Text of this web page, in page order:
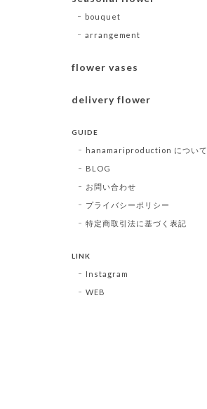
bouquet
arrangement
flower vases
delivery flower
GUIDE
hanamariproduction について
BLOG
お問い合わせ
プライバシーポリシー
特定商取引法に基づく表記
LINK
Instagram
WEB